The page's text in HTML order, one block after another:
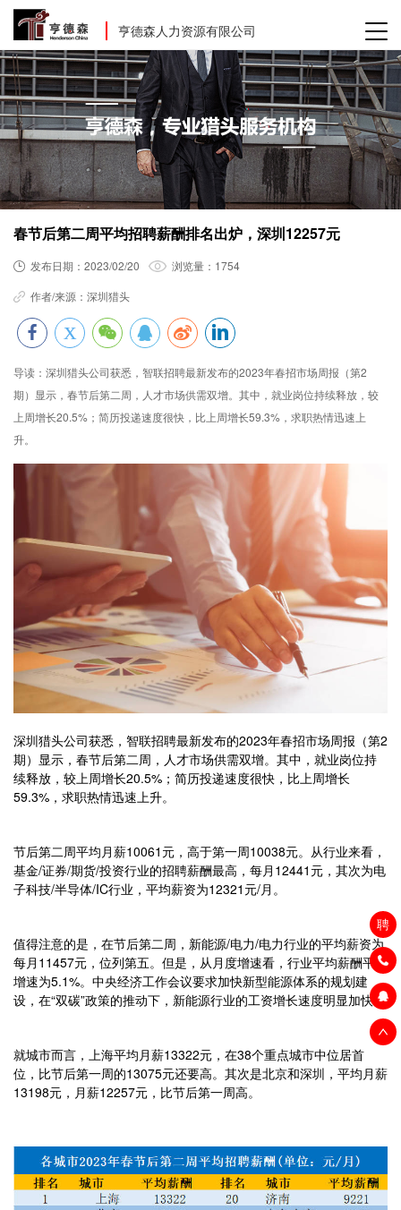
聘
亨德森人力资源有限公司
春节后第二周平均招聘薪酬排名出炉，深圳12257元
发布日期： 2023/02/20 浏览量： 1754
作者/来源： 深圳猎头
导读： 深圳猎头公司获悉，智联招聘最新发布的2023年春招市场周报（第2
期）显示，春节后第二周，人才市场供需双增。其中，就业岗位持续释放，较
上周增长20.5%；简历投递速度很快，比上周增长59.3%，求职热情迅速上
升。
深圳猎头公司获悉，智联招聘最新发布的2023年春招市场周报（第2
期）显示，春节后第二周，人才市场供需双增。其中，就业岗位持
续释放，较上周增长20.5%；简历投递速度很快，比上周增长
59.3%，求职热情迅速上升。
节后第二周平均月薪10061元，高于第一周10038元。从行业来看，
基金/证券/期货/投资行业的招聘薪酬最高，每月12441元，其次为电
子科技/半导体/IC行业，平均薪资为12321元/月。
值得注意的是，在节后第二周，新能源/电力/电力行业的平均薪资为
每月11457元，位列第五。但是，从月度增速看，行业平均薪酬平均
增速为5.1%。中央经济工作会议要求加快新型能源体系的规划建
设，在“双碳”政策的推动下，新能源行业的工资增长速度明显加快。
就城市而言，上海平均月薪13322元，在38个重点城市中位居首
位，比节后第一周的13075元还要高。其次是北京和深圳，平均月薪
13198元，月薪12257元，比节后第一周高。